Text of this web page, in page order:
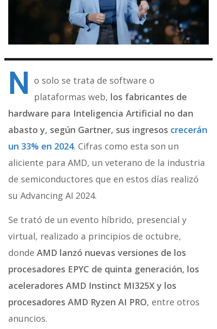
N o solo se trata de software o
plataformas web, los fabricantes de
hardware para Inteligencia Artificial no dan
abasto y, según Gartner, sus ingresos crecerán
un 33% en 2024. Cifras como esta son un
aliciente para AMD, un veterano de la industria
de semiconductores que en estos días realizó
su Advancing AI 2024.
Se trató de un evento híbrido, presencial y
virtual, realizado a principios de octubre,
dondeAMD lanzó nuevas versiones de los
procesadores EPYC de quinta generación, los
aceleradores AMD Instinct MI325X y los
procesadores AMD Ryzen AI PRO, entre otros
anuncios.